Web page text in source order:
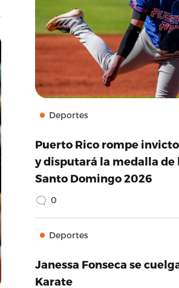
Deportes
Puerto Rico rompe
y disputará la medalla de
Santo Domingo 2026
0
Deportes
Janessa Fonseca se
Karate